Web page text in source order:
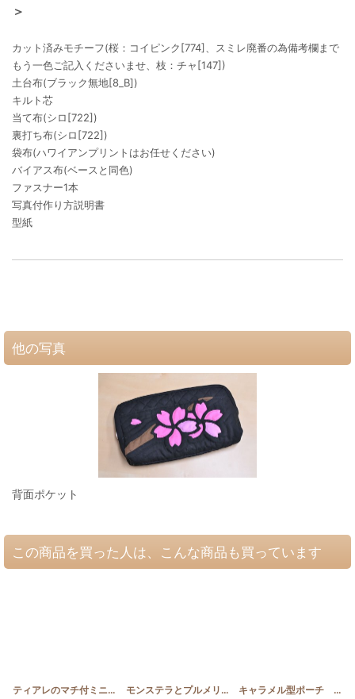
＞
カット済みモチーフ(桜：コイピンク[774]、スミレ廃番の為備考欄まで
もう一色ご記入くださいませ、枝：チャ[147])
土台布(ブラック無地[8_B])
キルト芯
当て布(シロ[722])
裏打ち布(シロ[722])
袋布(ハワイアンプリントはお任せください)
バイアス布(ベースと同色)
ファスナー1本
写真付作り方説明書
型紙
他の写真
背面ポケット
この商品を買った人は、こんな商品も買っています
ティアレのマチ付ミニポーチ [HQMINIMP_TIA ] モンステラとプルメリアのちゅうくらいなキャラメルポーチ
キャラメル型ポーチ 薄型 ロケラニ(ステンドグラスキルト)